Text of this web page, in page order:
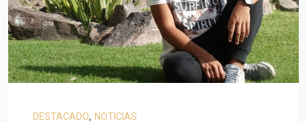
DESTACADO, NOTICIAS